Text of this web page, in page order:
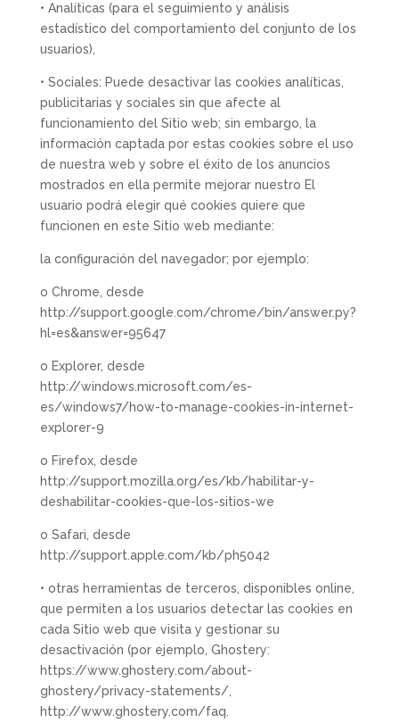
• Analíticas (para el seguimiento y análisis
estadístico del comportamiento del conjunto de los
usuarios),
• Sociales: Puede desactivar las cookies analíticas,
publicitarias y sociales sin que afecte al
funcionamiento del Sitio web; sin embargo, la
información captada por estas cookies sobre el uso
de nuestra web y sobre el éxito de los anuncios
mostrados en ella permite mejorar nuestro El
usuario podrá elegir qué cookies quiere que
funcionen en este Sitio web mediante:
la configuración del navegador; por ejemplo:
o Chrome, desde
http://support.google.com/chrome/bin/answer.py?
hl=es&answer=95647
o Explorer, desde
http://windows.microsoft.com/es-
es/windows7/how-to-manage-cookies-in-internet-
explorer-9
o Firefox, desde
http://support.mozilla.org/es/kb/habilitar-y-
deshabilitar-cookies-que-los-sitios-we
o Safari, desde
http://support.apple.com/kb/ph5042
• otras herramientas de terceros, disponibles online,
que permiten a los usuarios detectar las cookies en
cada Sitio web que visita y gestionar su
desactivación (por ejemplo, Ghostery:
https://www.ghostery.com/about-
ghostery/privacy-statements/,
http://www.ghostery.com/faq.